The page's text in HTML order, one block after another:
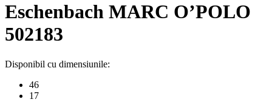
Eschenbach MARC O’POLO
502183
Disponibil cu dimensiunile:
46
17